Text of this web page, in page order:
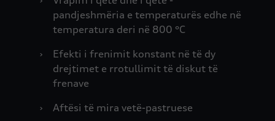
pandjeshmëria e temperaturës edhe në
temperatura deri në 800 °C
›
Efekti i frenimit konstant në të dy
drejtimet e rrotullimit të diskut të
frenave
›
Aftësi të mira vetë-pastruese